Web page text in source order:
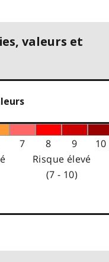
valeurs et
7 8 9
10
Risque élevé
(7 - 10)